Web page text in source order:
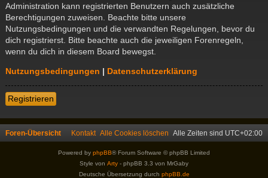
Administration kann registrierten Benutzern auch zusätzliche
Berechtigungen zuweisen. Beachte bitte unsere
Nutzungsbedingungen und die verwandten Regelungen, bevor du
dich registrierst. Bitte beachte auch die jeweiligen Forenregeln,
wenn du dich in diesem Board bewegst.
Nutzungsbedingungen | Datenschutzerklärung
Registrieren
Foren-Übersicht Alle Zeiten sind UTC+02:00
Alle Cookies löschen
Kontakt
Powered by phpBB® Forum Software © phpBB Limited
Style von Arty - phpBB 3.3 von MrGaby
Deutsche Übersetzung durch phpBB.de